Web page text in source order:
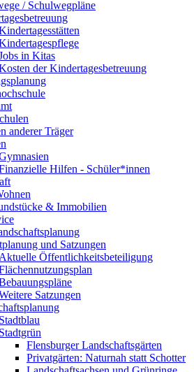
/ Schulwegpläne
in Kitas
der Kindertagesbetreuung
anderer Träger
Hilfen - Schüler*innen
& Immobilien
und Satzungen
Aktuelle Öffentlichkeitsbeteiligung
Satzungen
Stadtblau
Stadtgrün
Flensburger Landschaftsgärten
Privatgärten: Naturnah statt Schotter